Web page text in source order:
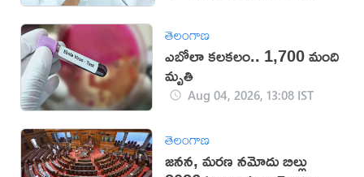
తెలంగాణ
ఎబోలా కలకలం.. 1,700 మంది
మృతి
Aug 04, 2026, 13:08 IST
తెలంగాణ
జనన, మరణ నమోదు బిల్లు